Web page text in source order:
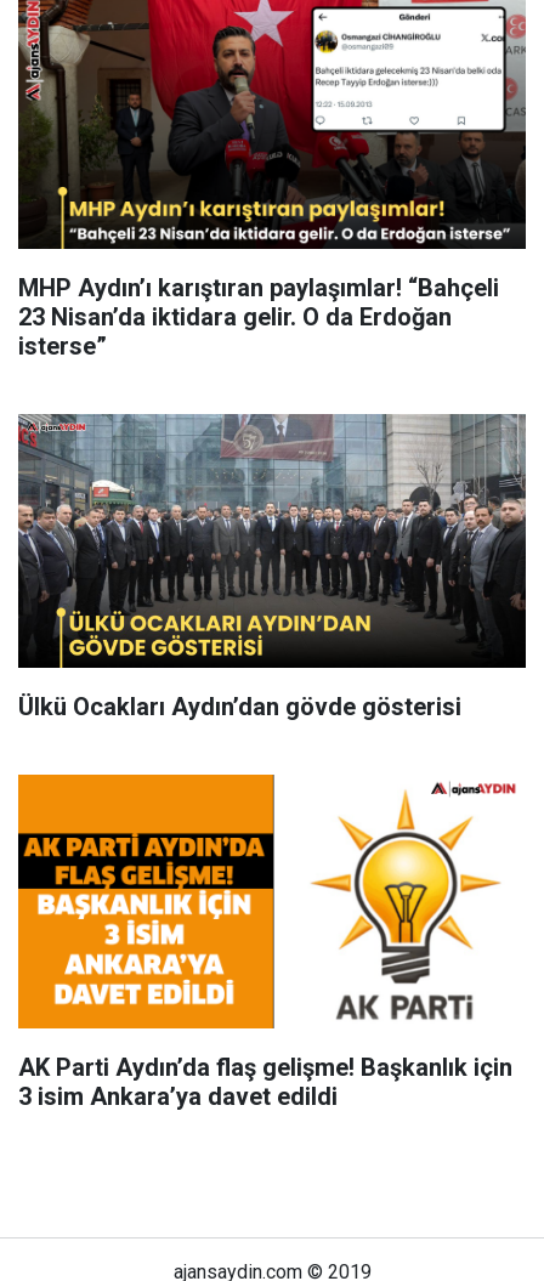
MHP Aydın’ı karıştıran paylaşımlar! “Bahçeli
23 Nisan’da iktidara gelir. O da Erdoğan
isterse”
Ülkü Ocakları Aydın’dan gövde gösterisi
AK Parti Aydın’da flaş gelişme! Başkanlık için
3 isim Ankara’ya davet edildi
ajansaydin.com © 2019